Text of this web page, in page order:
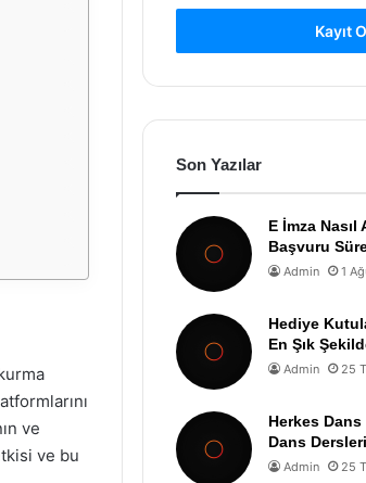
ve
ve bu
Kayıt
Son Yazılar
E İmza Nasıl
Başvuru
Admin 1
Hediye
En Şık
Admin 25
Herkes
Dans Dersleri
Admin 25